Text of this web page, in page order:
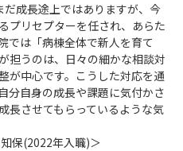
成長途上ではありますが、今
プリセプターを任され、あらた
では「病棟全体で新人を育て
担うのは、日々の細かな相談対
が中心です。こうした対応を通
分自身の成長や課題に気付かさ
長させてもらっているような気
保(2022年入職)＞